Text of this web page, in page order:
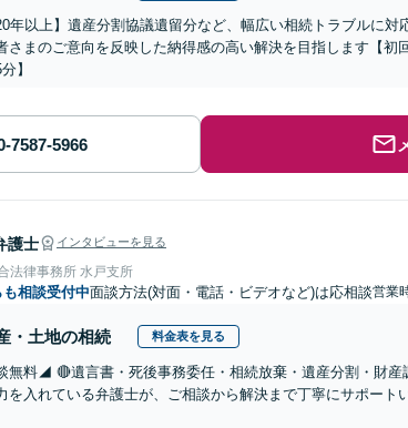
年以上】遺産分割協議遺留分など、幅広い相続トラブルに
さまのご意向を反映した納得感の高い解決を目指します【初
】
護士 インタビューを見る
法律事務所 水戸支所
も相談受付中面談方法(対面・電話・ビデオなど)は応相談営業
・土地の相続 料金表を見る
無料◢ 🔴遺言書・死後事務委任・相続放棄・遺産分割・財産
を入れている弁護士が、ご相談から解決まで丁寧にサポート